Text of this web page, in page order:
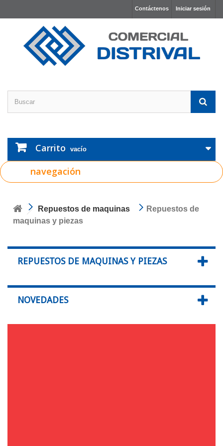
Iniciar sesión
Contáctenos
Carrito vacío
navegación
Repuestos de maquinas
Repuestos de
maquinas y piezas
REPUESTOS DE MAQUINAS Y PIEZAS
NOVEDADES